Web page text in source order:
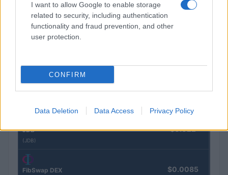
I want to allow Google to enable storage
related to security, including authentication
functionality and fraud prevention, and other
user protection.
CONFIRM
Data Deletion Data Access Privacy Policy
Kinza Babylon Staked BTC
(KBTC)
$83,270.00
Stride Staked Injective
JDB
(JDB)
$0.022
FibSwap DEX $0.0085